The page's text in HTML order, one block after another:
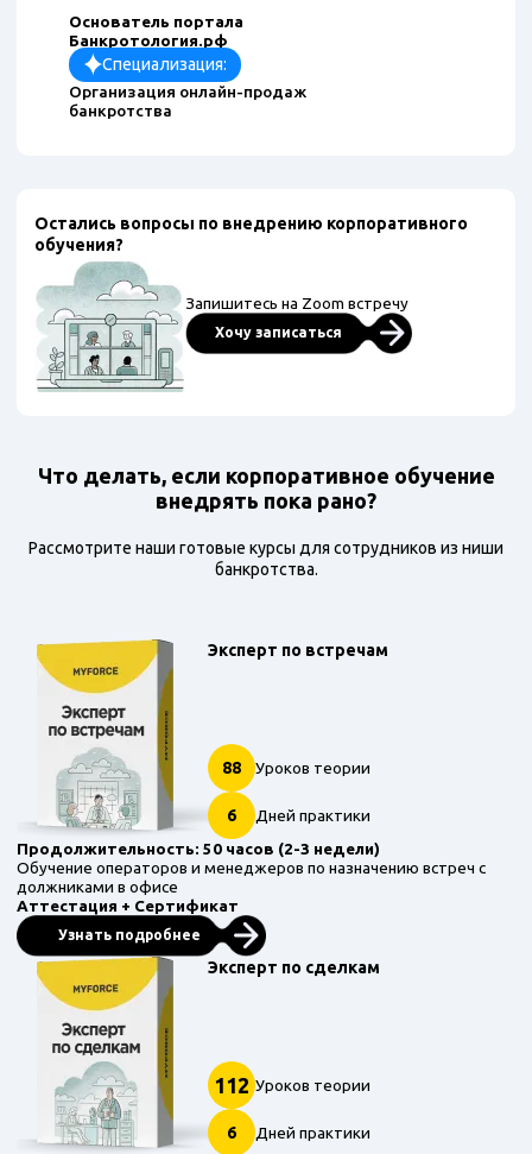
Основатель портала
Банкротология.рф
Специализация:
Организация онлайн-продаж
банкротства
Остались вопросы по внедрению корпоративного
обучения?
Запишитесь на Zoom встречу
Хочу записаться
Что делать, если корпоративное обучение
внедрять пока рано?
Рассмотрите наши готовые курсы для сотрудников из ниши
банкротства.
Эксперт по встречам
88 Уроков теории
6
Дней практики
Продолжительность: 50 часов (2-3 недели)
Обучение операторов и менеджеров по назначению встреч с
должниками в офисе
Аттестация + Сертификат
Узнать подробнее
Эксперт по сделкам
112 Уроков теории
6
Дней практики